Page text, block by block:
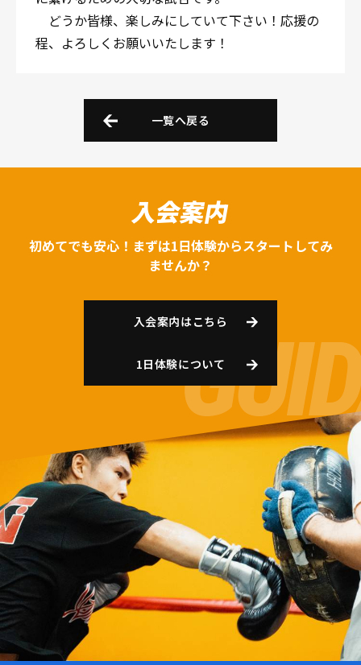
どうか皆様、楽しみにしていて下さい！応援の
程、よろしくお願いいたします！
一覧へ戻る
入会案内
初めてでも安心！まずは1日体験からスタートしてみ
ませんか？
入会案内はこちら
1日体験について